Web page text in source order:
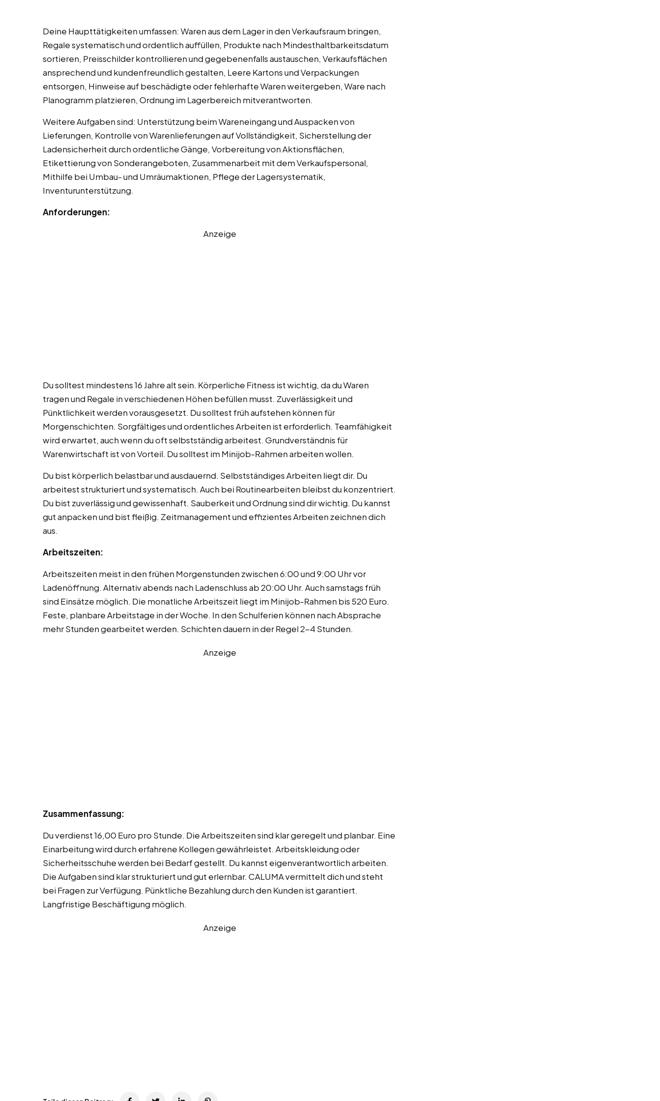
Deine Haupttätigkeiten umfassen: Waren aus dem Lager in den Verkaufsraum bringen,
Regale systematisch und ordentlich auffüllen, Produkte nach Mindesthaltbarkeitsdatum
sortieren, Preisschilder kontrollieren und gegebenenfalls austauschen, Verkaufsflächen
ansprechend und kundenfreundlich gestalten, Leere Kartons und Verpackungen
entsorgen, Hinweise auf beschädigte oder fehlerhafte Waren weitergeben, Ware nach
Planogramm platzieren, Ordnung im Lagerbereich mitverantworten.
Weitere Aufgaben sind: Unterstützung beim Wareneingang und Auspacken von
Lieferungen, Kontrolle von Warenlieferungen auf Vollständigkeit, Sicherstellung der
Ladensicherheit durch ordentliche Gänge, Vorbereitung von Aktionsflächen,
Etikettierung von Sonderangeboten, Zusammenarbeit mit dem Verkaufspersonal,
Mithilfe bei Umbau- und Umräumaktionen, Pflege der Lagersystematik,
Inventurunterstützung.
Anforderungen:
Anzeige
Du solltest mindestens 16 Jahre alt sein. Körperliche Fitness ist wichtig, da du Waren
tragen und Regale in verschiedenen Höhen befüllen musst. Zuverlässigkeit und
Pünktlichkeit werden vorausgesetzt. Du solltest früh aufstehen können für
Morgenschichten. Sorgfältiges und ordentliches Arbeiten ist erforderlich. Teamfähigkeit
wird erwartet, auch wenn du oft selbstständig arbeitest. Grundverständnis für
Warenwirtschaft ist von Vorteil. Du solltest im Minijob-Rahmen arbeiten wollen.
Du bist körperlich belastbar und ausdauernd. Selbstständiges Arbeiten liegt dir. Du
arbeitest strukturiert und systematisch. Auch bei Routinearbeiten bleibst du konzentriert.
Du bist zuverlässig und gewissenhaft. Sauberkeit und Ordnung sind dir wichtig. Du kannst
gut anpacken und bist fleißig. Zeitmanagement und effizientes Arbeiten zeichnen dich
aus.
Arbeitszeiten:
Arbeitszeiten meist in den frühen Morgenstunden zwischen 6:00 und 9:00 Uhr vor
Ladenöffnung. Alternativ abends nach Ladenschluss ab 20:00 Uhr. Auch samstags früh
sind Einsätze möglich. Die monatliche Arbeitszeit liegt im Minijob-Rahmen bis 520 Euro.
Feste, planbare Arbeitstage in der Woche. In den Schulferien können nach Absprache
mehr Stunden gearbeitet werden. Schichten dauern in der Regel 2-4 Stunden.
Anzeige
Zusammenfassung:
Du verdienst 16,00 Euro pro Stunde. Die Arbeitszeiten sind klar geregelt und planbar. Eine
Einarbeitung wird durch erfahrene Kollegen gewährleistet. Arbeitskleidung oder
Sicherheitsschuhe werden bei Bedarf gestellt. Du kannst eigenverantwortlich arbeiten.
Die Aufgaben sind klar strukturiert und gut erlernbar. CALUMA vermittelt dich und steht
bei Fragen zur Verfügung. Pünktliche Bezahlung durch den Kunden ist garantiert.
Langfristige Beschäftigung möglich.
Anzeige